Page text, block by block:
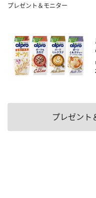
プレゼント＆モニター
プレゼント